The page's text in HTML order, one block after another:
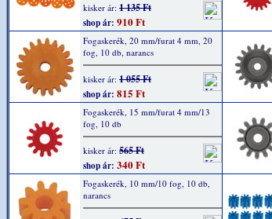
kisker ár: 1 135 Ft
shop ár: 910 Ft
Fogaskerék, 20 mm/furat 4 mm, 20
fog, 10 db, narancs
kisker ár: 1 055 Ft
shop ár: 815 Ft
Fogaskerék, 15 mm/furat 4 mm/13
fog, 10 db
kisker ár: 565 Ft
shop ár: 340 Ft
Fogaskerék, 10 mm/10 fog, 10 db,
narancs